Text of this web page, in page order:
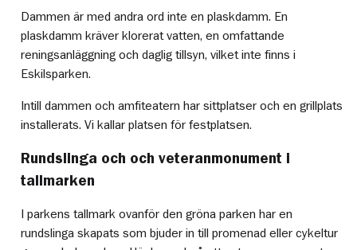
Dammen är med andra ord inte en plaskdamm. En
plaskdamm kräver klorerat vatten, en omfattande
reningsanläggning och daglig tillsyn, vilket inte finns i
Eskilsparken.
Intill dammen och amfiteatern har sittplatser och en grillplats
installerats. Vi kallar platsen för festplatsen.
Rundslinga och och veteranmonument i
tallmarken
I parkens tallmark ovanför den gröna parken har en
rundslinga skapats som bjuder in till promenad eller cykeltur